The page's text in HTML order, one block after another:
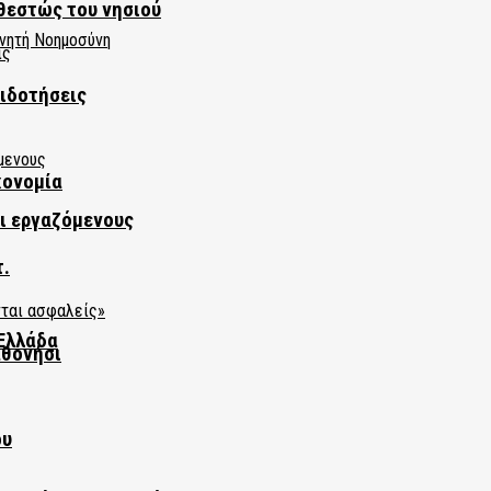
εργαζόμενους
του νησιού